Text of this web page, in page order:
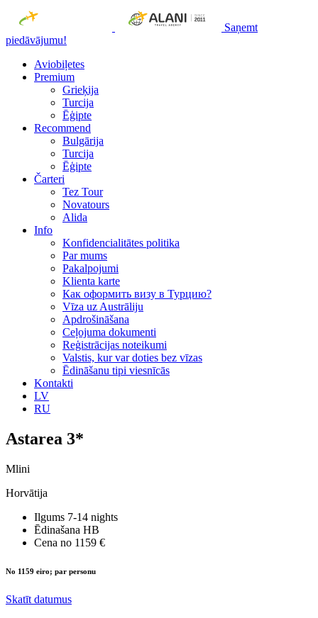
Saņemt
piedāvājumu!
Aviobiļetes
Premium
Grieķija
Turcija
Ēģipte
Recommend
Bulgārija
Turcija
Ēģipte
Čarteri
Tez Tour
Novatours
Alida
Info
Konfidencialitātes politika
Par mums
Рakalpojumi
Klienta karte
Как оформить визу в Турцию?
Vīza uz Austrāliju
Apdrošināšana
Ceļojuma dokumenti
Reģistrācijas noteikumi
Valstis, kur var doties bez vīzas
Ēdināšanu tipi viesnīcās
Kontakti
LV
RU
Astarea 3*
Mlini
Horvātija
Ilgums 7-14 nights
Ēdinašana HB
Cena no 1159 €
No 1159 eiro; par personu
Skatīt datumus